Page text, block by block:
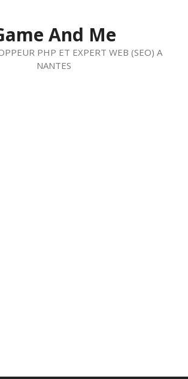
And Me
PHP ET EXPERT WEB (SEO) A
NANTES